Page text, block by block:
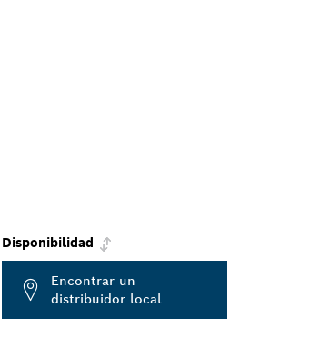
Disponibilidad
Encontrar un
distribuidor local